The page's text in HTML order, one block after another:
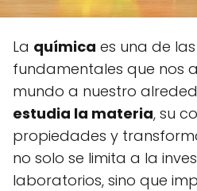
La química es una de
fundamentales que nos
mundo a nuestro
estudia la materia, su
propiedades y
no solo se limita a la
laboratorios, sino que